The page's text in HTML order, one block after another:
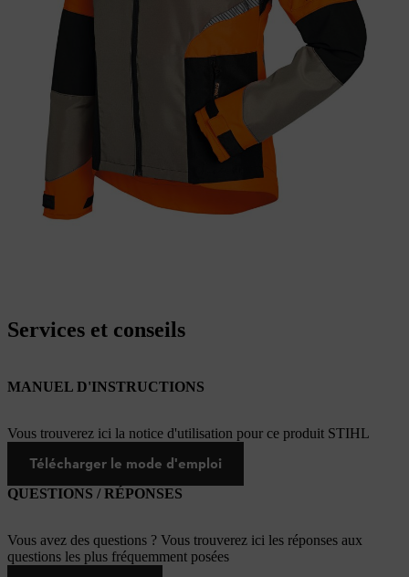
Services et conseils
MANUEL D'INSTRUCTIONS
Vous trouverez ici la notice d'utilisation pour ce produit STIHL
Télécharger le mode d'emploi
QUESTIONS / RÉPONSES
Vous avez des questions ? Vous trouverez ici les réponses aux
questions les plus fréquemment posées